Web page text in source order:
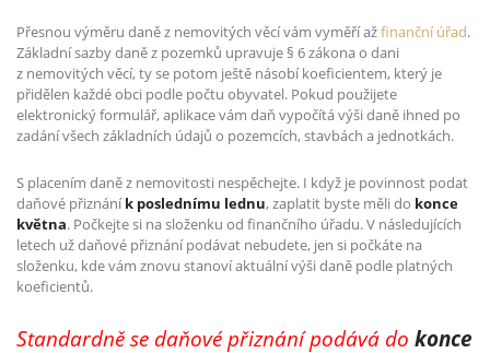
Přesnou výměru daně z nemovitých věcí vám vyměří ažfinanční úřad.
Základní sazby daně z pozemků upravuje § 6 zákona o dani
z nemovitých věcí, ty se potom ještě násobí koeficientem, který je
přidělen každé obci podle počtu obyvatel. Pokud použijete
elektronický formulář, aplikace vám daň vypočítá výši daně ihned po
zadání všech základních údajů o pozemcích, stavbách a jednotkách.
S placením daně z nemovitosti nespěchejte. I když je povinnost podat
daňové přiznáník poslednímu lednu, zaplatit byste měli do konce
května. Počkejte si na složenku od finančního úřadu. V následujících
letech už daňové přiznání podávat nebudete, jen si počkáte na
složenku, kde vám znovu stanoví aktuální výši daně podle platných
koeficientů.
Standardně se daňové přiznání podává do konce